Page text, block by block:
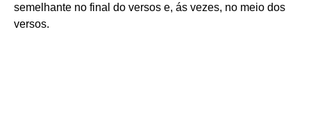
semelhante no final do versos e, ás vezes, no meio dos
versos.